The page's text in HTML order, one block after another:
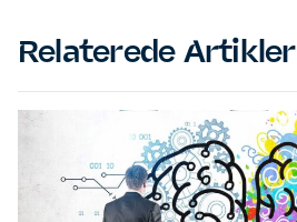
Relaterede Artikler